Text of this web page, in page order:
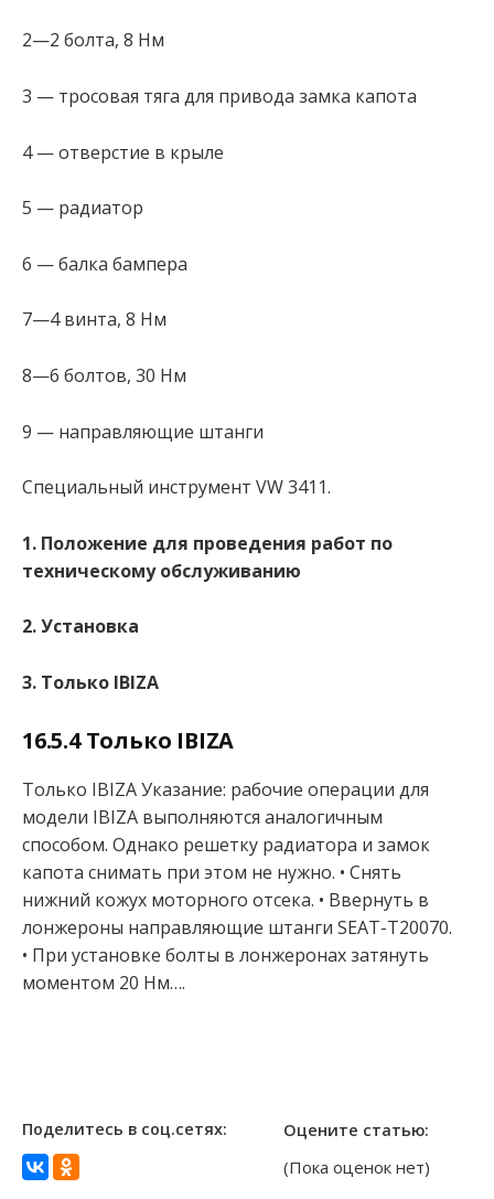
2—2 болта, 8 Нм
3 — тросовая тяга для привода замка капота
4 — отверстие в крыле
5 — радиатор
6 — балка бампера
7—4 винта, 8 Нм
8—6 болтов, 30 Нм
9 — направляющие штанги
Специальный инструмент VW 3411.
1. Положение для проведения работ по
техническому обслуживанию
2. Установка
3. Только IBIZA
16.5.4 Только IBIZA
Только IBIZA Указание: рабочие операции для
модели IBIZA выполняются аналогичным
способом. Однако решетку радиатора и замок
капота снимать при этом не нужно. • Снять
нижний кожух моторного отсека. • Ввернуть в
лонжероны направляющие штанги SEAT-T20070.
• При установке болты в лонжеронах затянуть
моментом 20 Нм….
Поделитесь в соц.сетях: Оцените статью:
(Пока оценок нет)